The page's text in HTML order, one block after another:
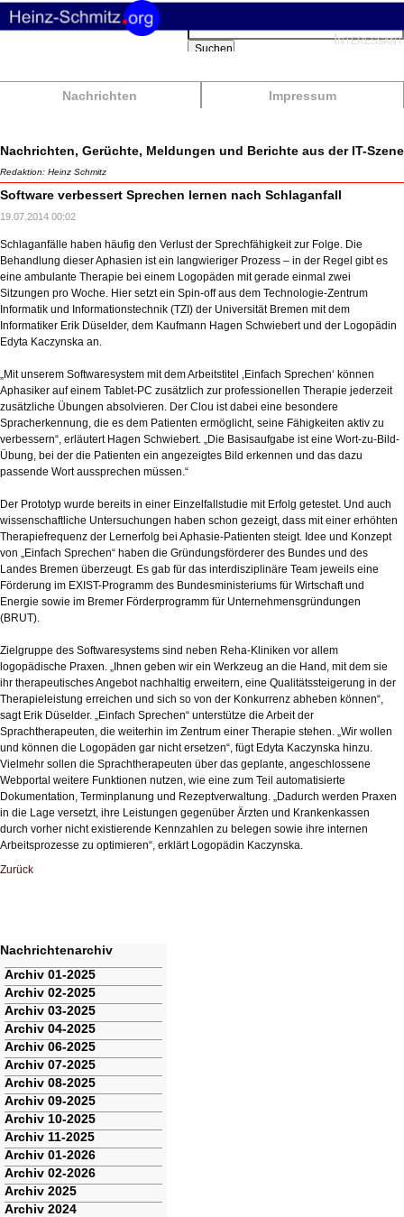
Nachrichten Impressum
Suchbegriffe
Suchen
Nachrichten, Gerüchte, Meldungen und Berichte aus der IT-Szene
Redaktion: Heinz Schmitz
Software verbessert Sprechen lernen nach Schlaganfall
19.07.2014 00:02
Schlaganfälle haben häufig den Verlust der Sprechfähigkeit zur Folge. Die
Behandlung dieser Aphasien ist ein langwieriger Prozess – in der Regel gibt es
eine ambulante Therapie bei einem Logopäden mit gerade einmal zwei
Sitzungen pro Woche. Hier setzt ein Spin-off aus dem Technologie-Zentrum
Informatik und Informationstechnik (TZI) der Universität Bremen mit dem
Informatiker Erik Düselder, dem Kaufmann Hagen Schwiebert und der Logopädin
Edyta Kaczynska an.
„Mit unserem Softwaresystem mit dem Arbeitstitel ‚Einfach Sprechen‘ können
Aphasiker auf einem Tablet-PC zusätzlich zur professionellen Therapie jederzeit
zusätzliche Übungen absolvieren. Der Clou ist dabei eine besondere
Spracherkennung, die es dem Patienten ermöglicht, seine Fähigkeiten aktiv zu
verbessern“, erläutert Hagen Schwiebert. „Die Basisaufgabe ist eine Wort-zu-Bild-
Übung, bei der die Patienten ein angezeigtes Bild erkennen und das dazu
passende Wort aussprechen müssen.“
Der Prototyp wurde bereits in einer Einzelfallstudie mit Erfolg getestet. Und auch
wissenschaftliche Untersuchungen haben schon gezeigt, dass mit einer erhöhten
Therapiefrequenz der Lernerfolg bei Aphasie-Patienten steigt. Idee und Konzept
von „Einfach Sprechen“ haben die Gründungsförderer des Bundes und des
Landes Bremen überzeugt. Es gab für das interdisziplinäre Team jeweils eine
Förderung im EXIST-Programm des Bundesministeriums für Wirtschaft und
Energie sowie im Bremer Förderprogramm für Unternehmensgründungen
(BRUT).
Zielgruppe des Softwaresystems sind neben Reha-Kliniken vor allem
logopädische Praxen. „Ihnen geben wir ein Werkzeug an die Hand, mit dem sie
ihr therapeutisches Angebot nachhaltig erweitern, eine Qualitätssteigerung in der
Therapieleistung erreichen und sich so von der Konkurrenz abheben können“,
sagt Erik Düselder. „Einfach Sprechen“ unterstütze die Arbeit der
Sprachtherapeuten, die weiterhin im Zentrum einer Therapie stehen. „Wir wollen
und können die Logopäden gar nicht ersetzen“, fügt Edyta Kaczynska hinzu.
Vielmehr sollen die Sprachtherapeuten über das geplante, angeschlossene
Webportal weitere Funktionen nutzen, wie eine zum Teil automatisierte
Dokumentation, Terminplanung und Rezeptverwaltung. „Dadurch werden Praxen
in die Lage versetzt, ihre Leistungen gegenüber Ärzten und Krankenkassen
durch vorher nicht existierende Kennzahlen zu belegen sowie ihre internen
Arbeitsprozesse zu optimieren“, erklärt Logopädin Kaczynska.
Zurück
Nachrichtenarchiv
Navigation
überspringen
Archiv 01-2025
Archiv 02-2025
Archiv 03-2025
Archiv 04-2025
Archiv 06-2025
Archiv 07-2025
Archiv 08-2025
Archiv 09-2025
Archiv 10-2025
Archiv 11-2025
Archiv 01-2026
Archiv 02-2026
Archiv 2025
Archiv 2024